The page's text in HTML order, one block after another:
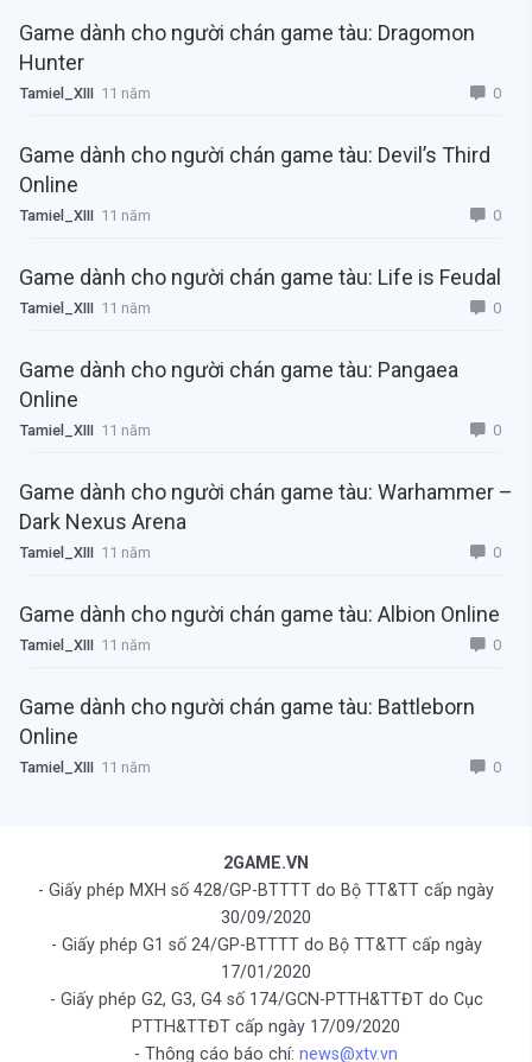
Game dành cho người chán game tàu: Dragomon
Hunter
Tamiel_XIII 11 năm 0
Game dành cho người chán game tàu: Devil’s Third
Online
Tamiel_XIII 11 năm 0
Game dành cho người chán game tàu: Life is Feudal
Tamiel_XIII 11 năm 0
Game dành cho người chán game tàu: Pangaea
Online
Tamiel_XIII 11 năm 0
Game dành cho người chán game tàu: Warhammer –
Dark Nexus Arena
Tamiel_XIII 11 năm 0
Game dành cho người chán game tàu: Albion Online
Tamiel_XIII 11 năm 0
Game dành cho người chán game tàu: Battleborn
Online
Tamiel_XIII 11 năm 0
2GAME.VN
- Giấy phép MXH số 428/GP-BTTTT do Bộ TT&TT cấp ngày
30/09/2020
- Giấy phép G1 số 24/GP-BTTTT do Bộ TT&TT cấp ngày
17/01/2020
- Giấy phép G2, G3, G4 số 174/GCN-PTTH&TTĐT do Cục
PTTH&TTĐT cấp ngày 17/09/2020
- Thông cáo báo chí: news@xtv.vn